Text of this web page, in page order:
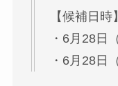
【候補日時】
・6月28日
・6月28日